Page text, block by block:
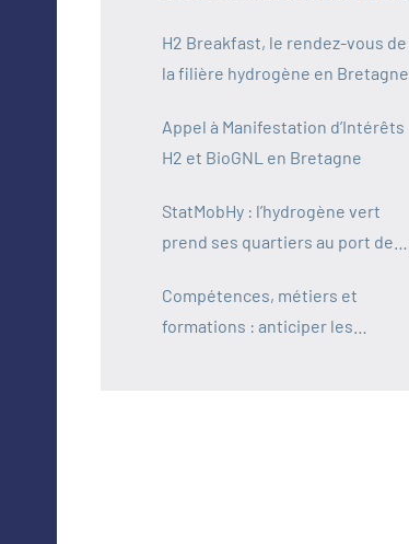
H2 Breakfast, le rendez-vous de
la filière hydrogène en Bretagne
Appel à Manifestation d’Intérêts
H2 et BioGNL en Bretagne
StatMobHy : l’hydrogène vert
prend ses quartiers au port de
Compétences, métiers et
formations : anticiper les